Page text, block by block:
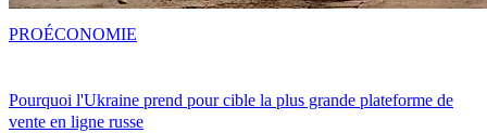
Pourquoi l'Ukraine prend pour cible la plus grande plateforme de
vente en ligne russe
PROÉCONOMIE